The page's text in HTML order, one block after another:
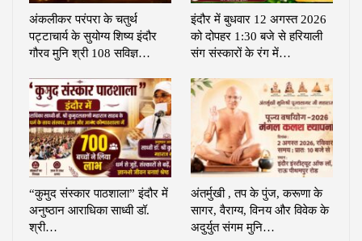
अंकलीकर परंपरा के चतुर्थ
पट्टाचार्य के सुयोग्य शिष्य इंदौर
गौरव मुनि श्री 108 सविज्ञ…
इंदौर में बुधवार 12 अगस्त 2026
को दोपहर 1:30 बजे से हरियाली
संग संस्कारों के रंग में…
“कुमुद संस्कार पाठशाला” इंदौर में
अनुष्ठान आराधिका साध्वी डॉ.
श्री…
अंतर्मुखी , तप के पुंज, करूणा के
सागर, वैराग्य, विनय और विवेक के
अदुर्युत संगम मुनि…